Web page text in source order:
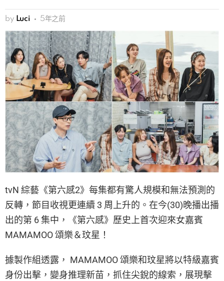
by Luci 5年之前
tvN 綜藝《第六感2》每集都有驚人規模和無法預測的
反轉，節目收視更連續 3 周上升的。在今(30)晚播出播
出的第 6 集中，《第六感》歷史上首次迎來女嘉賓
MAMAMOO 頌樂＆玟星！
據製作組透露， MAMAMOO 頌樂和玟星將以特級嘉賓
身份出擊，變身推理新苗，抓住尖銳的線索，展現擊